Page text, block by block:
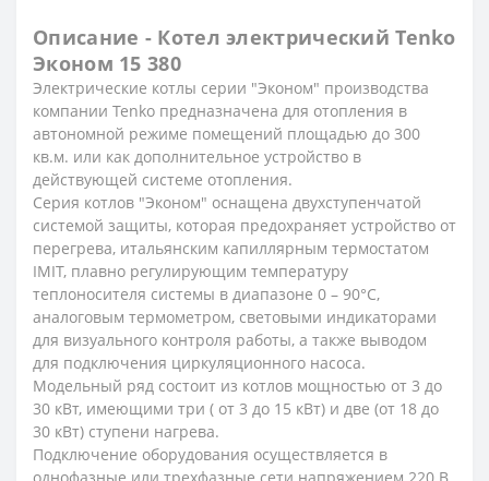
Описание - Котел электрический Tenko
Эконом 15 380
Электрические котлы серии "Эконом" производства
компании Tenko предназначена для отопления в
автономной режиме помещений площадью до 300
кв.м. или как дополнительное устройство в
действующей системе отопления.
Серия котлов "Эконом" оснащена двухступенчатой
системой защиты, которая предохраняет устройство от
перегрева, итальянским капиллярным термостатом
IMIT, плавно регулирующим температуру
теплоносителя системы в диапазоне 0 – 90°С,
аналоговым термометром, световыми индикаторами
для визуального контроля работы, а также выводом
для подключения циркуляционного насоса.
Модельный ряд состоит из котлов мощностью от 3 до
30 кВт, имеющими три ( от 3 до 15 кВт) и две (от 18 до
30 кВт) ступени нагрева.
Подключение оборудования осуществляется в